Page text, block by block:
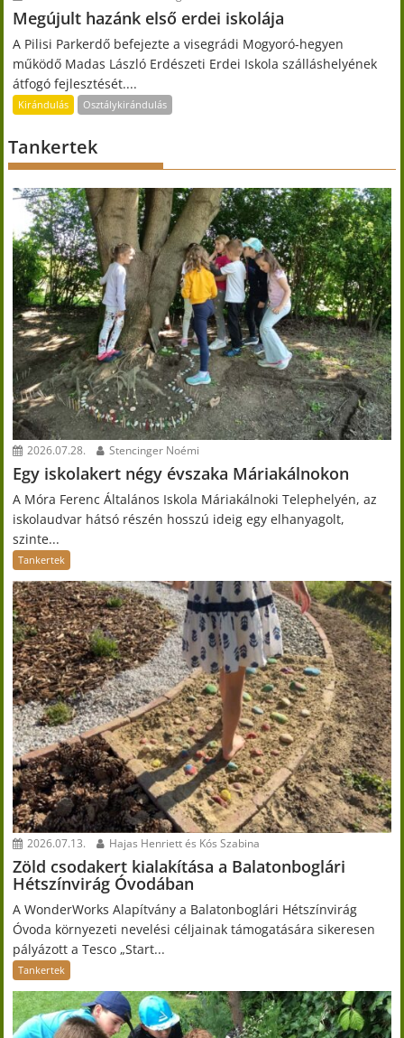
Megújult hazánk első erdei iskolája
A Pilisi Parkerdő befejezte a visegrádi Mogyoró-hegyen
működő Madas László Erdészeti Erdei Iskola szálláshelyének
átfogó fejlesztését....
Kirándulás Osztálykirándulás
Tankertek
2026.07.28. Stencinger Noémi
Egy iskolakert négy évszaka Máriakálnokon
A Móra Ferenc Általános Iskola Máriakálnoki Telephelyén, az
iskolaudvar hátsó részén hosszú ideig egy elhanyagolt,
szinte...
Tankertek
2026.07.13. Hajas Henriett és Kós Szabina
Zöld csodakert kialakítása a Balatonboglári
Hétszínvirág Óvodában
A WonderWorks Alapítvány a Balatonboglári Hétszínvirág
Óvoda környezeti nevelési céljainak támogatására sikeresen
pályázott a Tesco „Start...
Tankertek